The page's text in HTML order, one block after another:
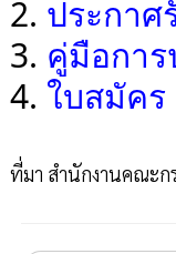
2. ประกาศ
3. คู่มือกา
4. ใบสมัคร
ที่มา สำนักงานคณะก